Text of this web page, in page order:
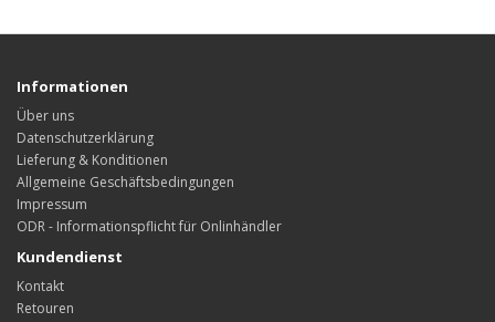
Informationen
Über uns
Datenschutzerklärung
Lieferung & Konditionen
Allgemeine Geschäftsbedingungen
Impressum
ODR - Informationspflicht für Onlinhändler
Kundendienst
Kontakt
Retouren